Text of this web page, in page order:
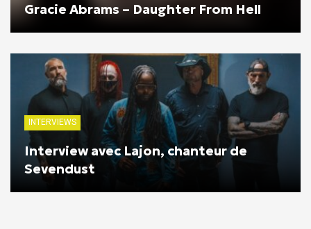
Gracie Abrams – Daughter From Hell
INTERVIEWS
Interview avec Lajon, chanteur de
Sevendust